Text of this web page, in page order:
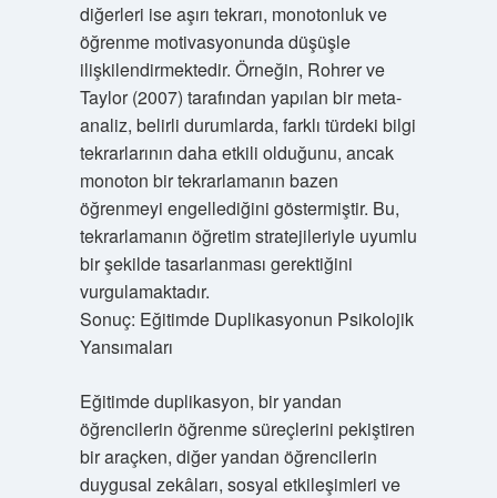
diğerleri ise aşırı tekrarı, monotonluk ve
öğrenme motivasyonunda düşüşle
ilişkilendirmektedir. Örneğin, Rohrer ve
Taylor (2007) tarafından yapılan bir meta-
analiz, belirli durumlarda, farklı türdeki bilgi
tekrarlarının daha etkili olduğunu, ancak
monoton bir tekrarlamanın bazen
öğrenmeyi engellediğini göstermiştir. Bu,
tekrarlamanın öğretim stratejileriyle uyumlu
bir şekilde tasarlanması gerektiğini
vurgulamaktadır.
Sonuç: Eğitimde Duplikasyonun Psikolojik
Yansımaları
Eğitimde duplikasyon, bir yandan
öğrencilerin öğrenme süreçlerini pekiştiren
bir araçken, diğer yandan öğrencilerin
duygusal zekâları, sosyal etkileşimleri ve